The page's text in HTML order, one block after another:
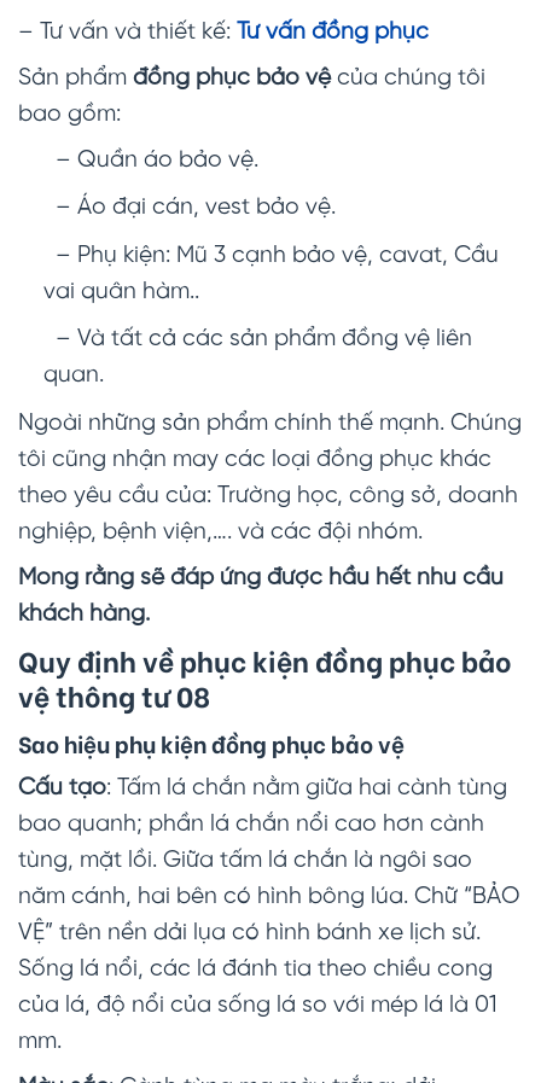
– Tư vấn và thiết kế: Tư vấn đồng phục
Sản phẩm đồng phục bảo vệcủa chúng tôi
bao gồm:
– Quần áo bảo vệ.
– Áo đại cán, vest bảo vệ.
– Phụ kiện: Mũ 3 cạnh bảo vệ, cavat, Cầu
vai quân hàm..
– Và tất cả các sản phẩm đồng vệ liên
quan.
Ngoài những sản phẩm chính thế mạnh. Chúng
tôi cũng nhận may các loại đồng phục khác
theo yêu cầu của: Trường học, công sở, doanh
nghiệp, bệnh viện,…. và các đội nhóm.
Mong rằng sẽ đáp ứng được hầu hết nhu cầu
khách hàng.
Quy định về phục kiện đồng phục bảo
vệ thông tư 08
Sao hiệu phụ kiện đồng phục bảo vệ
Cấu tạo: Tấm lá chắn nằm giữa hai cành tùng
bao quanh; phần lá chắn nổi cao hơn cành
tùng, mặt lồi. Giữa tấm lá chắn là ngôi sao
năm cánh, hai bên có hình bông lúa. Chữ “BẢO
VỆ” trên nền dải lụa có hình bánh xe lịch sử.
Sống lá nổi, các lá đánh tia theo chiều cong
của lá, độ nổi của sống lá so với mép lá là 01
mm.